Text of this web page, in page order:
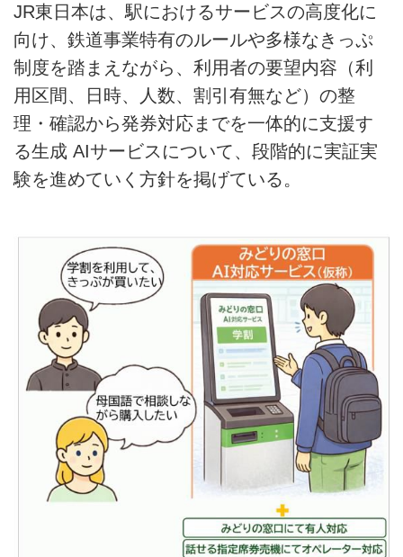
JR東日本は、駅におけるサービスの高度化に
向け、鉄道事業特有のルールや多様なきっぷ
制度を踏まえながら、利用者の要望内容（利
用区間、日時、人数、割引有無など）の整
理・確認から発券対応までを一体的に支援す
る生成 AIサービスについて、段階的に実証実
験を進めていく方針を掲げている。